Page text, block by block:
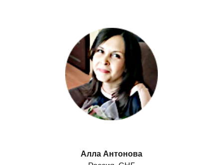
Алла Антонова